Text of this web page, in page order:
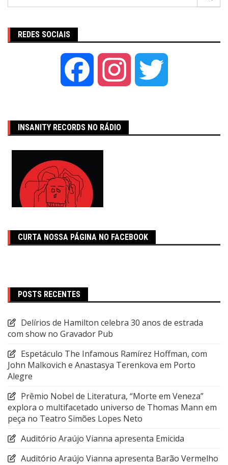
REDES SOCIAIS
Facebook Instagram
INSANITY RECORDS NO RÁDIO
CURTA NOSSA PÁGINA NO FACEBOOK
POSTS RECENTES
Delírios de Hamilton celebra 30 anos de estrada
com show no Gravador Pub
Espetáculo The Infamous Ramírez Hoffman, com
John Malkovich e Anastasya Terenkova em Porto
Alegre
Prêmio Nobel de Literatura, “Morte em Veneza”
explora o multifacetado universo de Thomas Mann em
peça no Teatro Simões Lopes Neto
Auditório Araújo Vianna apresenta Emicida
Auditório Araújo Vianna apresenta Barão Vermelho